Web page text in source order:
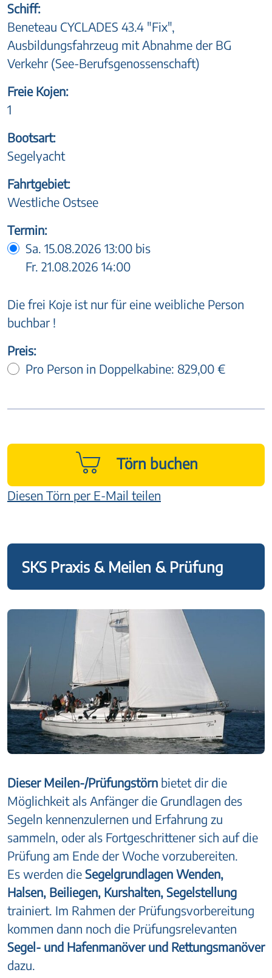
Schiff:
Beneteau CYCLADES 43.4 "Fix",
Ausbildungsfahrzeug mit Abnahme der BG
Verkehr (See-Berufsgenossenschaft)
Freie Kojen:
1
Bootsart:
Segelyacht
Fahrtgebiet:
Westliche Ostsee
Termin:
Sa. 15.08.2026 13:00 bis
Fr. 21.08.2026 14:00
Die frei Koje ist nur für eine weibliche Person
buchbar !
Preis:
Pro Person in Doppelkabine: 829,00 €
Törn buchen
Diesen Törn per E-Mail teilen
SKS Praxis & Meilen & Prüfung
Dieser Meilen-/Prüfungstörn bietet dir die
Möglichkeit als Anfänger die Grundlagen des
Segeln kennenzulernen und Erfahrung zu
sammeln, oder als Fortgeschrittener sich auf die
Prüfung am Ende der Woche vorzubereiten.
Es werden die Segelgrundlagen Wenden,
Halsen, Beiliegen, Kurshalten, Segelstellung
trainiert. Im Rahmen der Prüfungsvorbereitung
kommen dann noch die Prüfungsrelevanten
Segel- und Hafenmanöver und Rettungsmanöver
dazu.